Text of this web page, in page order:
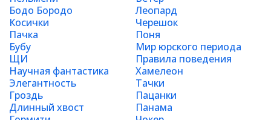
Бодо Бородо
Леопард
Косички
Черешок
Пачка
Поня
Бубу
Мир юрского периода
ЩИ
Правила поведения
Научная фантастика
Хамелеон
Элегантность
Тачки
Гроздь
Пацанки
Длинный хвост
Панама